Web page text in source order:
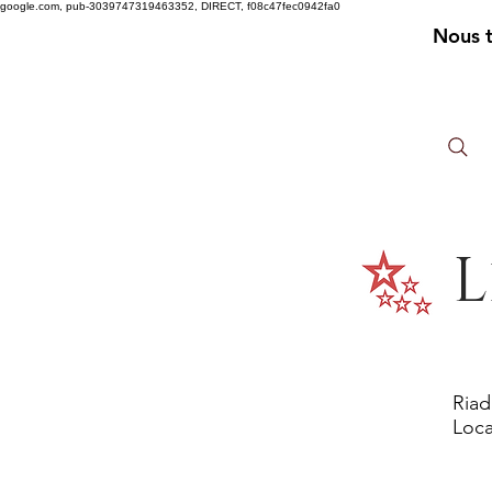
google.com, pub-3039747319463352, DIRECT, f08c47fec0942fa0
Nous